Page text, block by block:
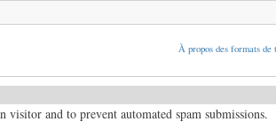
À propos des formats de
and to prevent automated spam submissions.